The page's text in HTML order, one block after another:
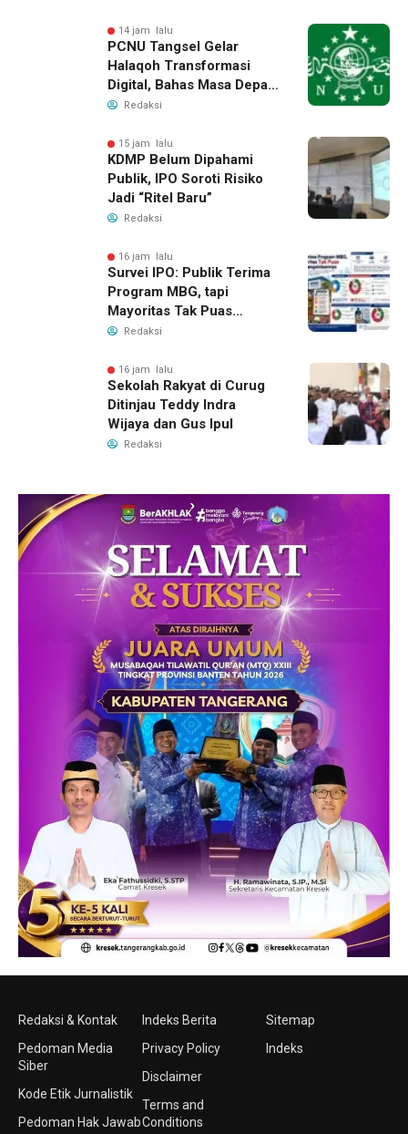
14 jam lalu
PCNU Tangsel Gelar
Halaqoh Transformasi
Digital, Bahas Masa Depan
NU di Era Disrupsi
Redaksi
15 jam lalu
KDMP Belum Dipahami
Publik, IPO Soroti Risiko
Jadi “Ritel Baru”
Redaksi
16 jam lalu
Survei IPO: Publik Terima
Program MBG, tapi
Mayoritas Tak Puas
dengan Pengelolaannya
Redaksi
16 jam lalu
Sekolah Rakyat di Curug
Ditinjau Teddy Indra
Wijaya dan Gus Ipul
Redaksi
Redaksi & Kontak
Pedoman Media
Siber
Kode Etik Jurnalistik
Pedoman Hak Jawab
Indeks Berita
Privacy Policy
Disclaimer
Terms and
Conditions
Sitemap
Indeks